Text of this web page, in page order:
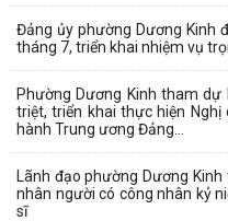
Đảng ủy phường Dương Kinh
tháng 7, triển khai nhiệm vụ
Phường Dương Kinh tham
triệt, triển khai thực hiện Nghị
hành Trung ương Đảng...
Lãnh đạo phường Dương
nhân người có công nhân kỷ
sĩ